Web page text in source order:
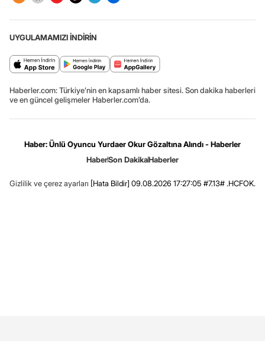
UYGULAMAMIZI İNDİRİN
Haberler.com: Türkiye’nin en kapsamlı haber sitesi. Son dakika haberleri
ve en güncel gelişmeler Haberler.com’da.
Haber: Ünlü Oyuncu Yurdaer Okur Gözaltına Alındı - Haberler
HaberSon DakikaHaberler
Gizlilik ve çerez ayarları [Hata Bildir] 09.08.2026 17:27:05 #7.13# .HCFOK.